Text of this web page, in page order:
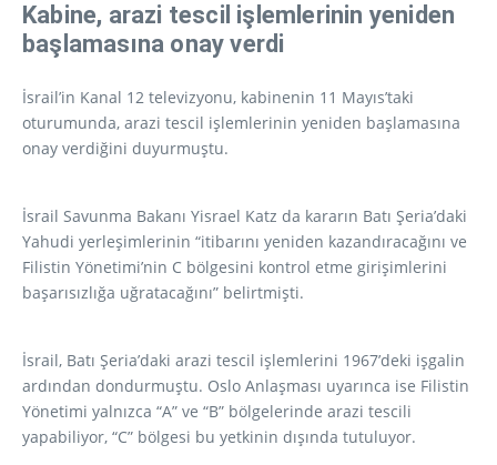
Kabine, arazi tescil işlemlerinin yeniden
başlamasına onay verdi
İsrail’in Kanal 12 televizyonu, kabinenin 11 Mayıs’taki
oturumunda, arazi tescil işlemlerinin yeniden başlamasına
onay verdiğini duyurmuştu.
İsrail Savunma Bakanı Yisrael Katz da kararın Batı Şeria’daki
Yahudi yerleşimlerinin “itibarını yeniden kazandıracağını ve
Filistin Yönetimi’nin C bölgesini kontrol etme girişimlerini
başarısızlığa uğratacağını” belirtmişti.
İsrail, Batı Şeria’daki arazi tescil işlemlerini 1967’deki işgalin
ardından dondurmuştu. Oslo Anlaşması uyarınca ise Filistin
Yönetimi yalnızca “A” ve “B” bölgelerinde arazi tescili
yapabiliyor, “C” bölgesi bu yetkinin dışında tutuluyor.